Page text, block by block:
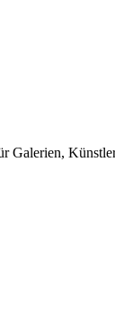
Galerien,